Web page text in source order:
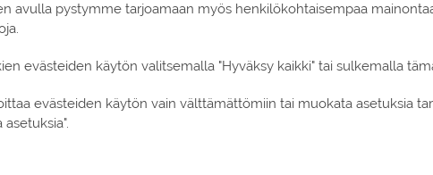
avulla pystymme tarjoamaan myös henkilökohtaisempaa
evästeiden käytön valitsemalla "Hyväksy kaikki" tai sulkemalla
evästeiden käytön vain välttämättömiin tai muokata asetuksia